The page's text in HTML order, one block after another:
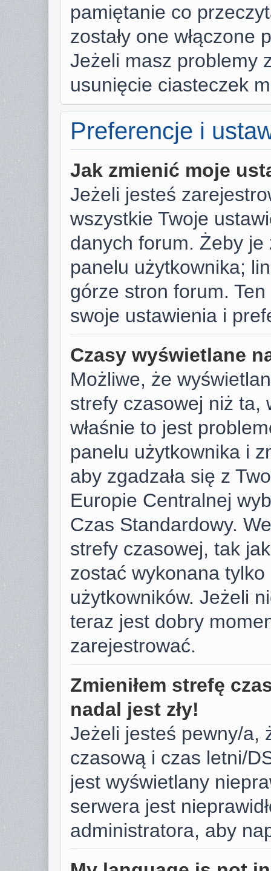
pamiętanie co
zostały one
Jeżeli masz problemy
usunięcie ciasteczek
Preferencje i
Jak zmienić moje
Jeżeli jesteś
wszystkie Twoje
danych forum. Żeby
panelu użytkownika;
górze stron forum.
swoje ustawienia i
Czasy wyświetlane
Możliwe, że
strefy czasowej niż ta,
właśnie to jest
panelu użytkownika i
aby zgadzała się z
Europie Centralnej
Czas Standardowy.
strefy czasowej, tak
zostać wykonana
użytkowników. Jeżeli
teraz jest dobry
zarejestrować.
Zmieniłem strefę
nadal jest zły!
Jeżeli jesteś pewny/a,
czasową i czas letni/
jest wyświetlany
serwera jest
administratora, aby